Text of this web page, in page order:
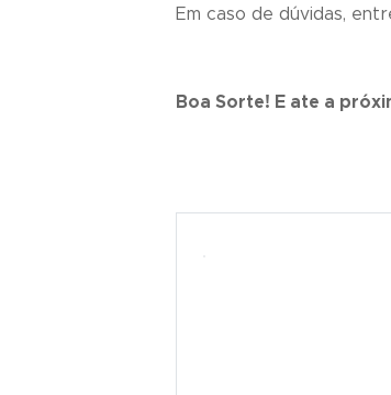
Em caso de dúvidas,
Boa Sorte! E ate a